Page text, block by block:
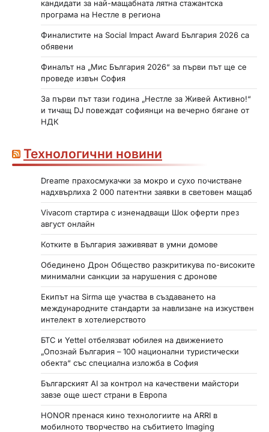
кандидати за най-мащабната лятна стажантска
програма на Нестле в региона
Финалистите на Social Impact Award България 2026 са
обявени
Финалът на „Мис България 2026“ за първи път ще се
проведе извън София
За първи път тази година „Нестле за Живей Активно!“
и тичащ DJ повеждат софиянци на вечерно бягане от
НДК
Технологични новини
Dreame прахосмукачки за мокро и сухо почистване
надхвърлиха 2 000 патентни заявки в световен мащаб
Vivacom стартира с изненадващи Шок оферти през
август онлайн
Котките в България заживяват в умни домове
Обединено Дрон Общество разкритикува по-високите
минимални санкции за нарушения с дронове
Екипът на Sirma ще участва в създаването на
международните стандарти за навлизане на изкуствен
интелект в хотелиерството
БТС и Yettel отбелязват юбилея на движението
„Опознай България – 100 национални туристически
обекта“ със специална изложба в София
Българският AI за контрол на качествени майстори
завзе още шест страни в Европа
HONOR пренася кино технологиите на ARRI в
мобилното творчество на събитието Imaging